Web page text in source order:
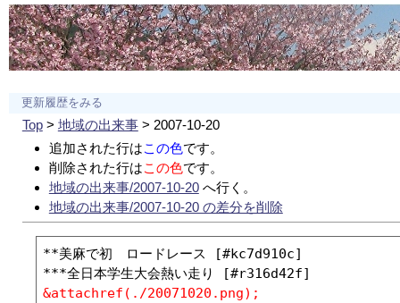
更新履歴をみる
Top> 地域の出来事> 2007-10-20
追加された行はこの色です。
削除された行はこの色です。
地域の出来事/2007-10-20へ行く。
地域の出来事/2007-10-20 の差分を削除
**美麻で初　ロードレース [#kc7d910c]
&attachref(./20071020.png);